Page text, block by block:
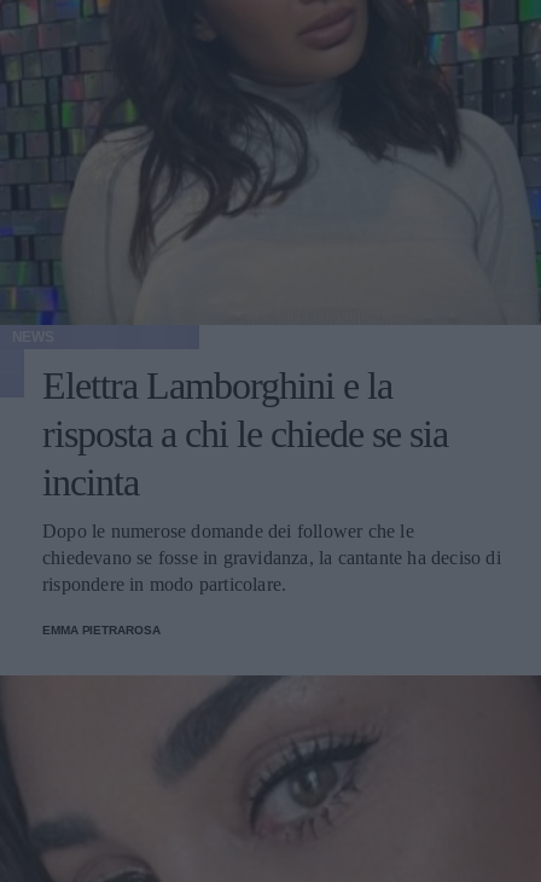
Elettra Lamborghini e la
risposta a chi le chiede se sia
incinta
Dopo le numerose domande dei follower che le
chiedevano se fosse in gravidanza, la cantante ha deciso di
rispondere in modo particolare.
EMMA PIETRAROSA